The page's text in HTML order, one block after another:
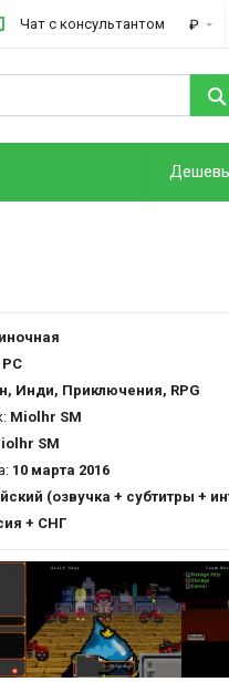
Чат с консультантом ₽
PC
Инди, Приключения, RPG
Miolhr SM
SM
10 марта 2016
(озвучка + субтитры +
+ СНГ